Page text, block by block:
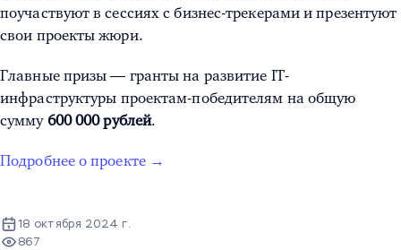
поучаствуют в сессиях с бизнес-трекерами и презентуют
свои проекты жюри.
Главные призы — гранты на развитие IT-
инфраструктуры проектам-победителям на общую
сумму 600 000 рублей.
Подробнее о проекте →
18 октября 2024 г.
867